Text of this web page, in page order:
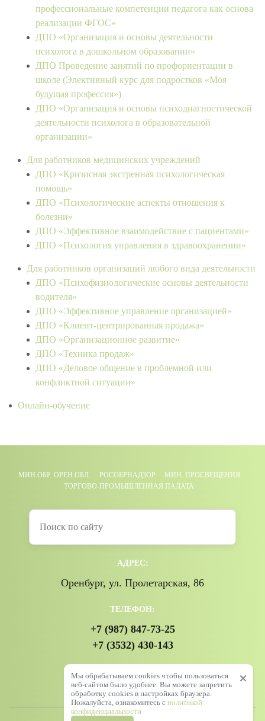
профессиональные компетенции педагога как основа
реализации ФГОС»
ДПО «Организация и основы деятельности
психолога в дошкольном образовании»
ДПО Проведение занятий по профориентации в
школе (Элективный курс для подростков «Моя
будущая профессия»)
ДПО «Организация и основы психодиагностической
деятельности психолога в образовательной
организации»
Для работников медицинских учреждений
ДПО «Кризисная экстренная психологическая
помощь»
ДПО «Психологические аспекты отношения к
болезни»
ДПО «Эффективное взаимодействие с пациентами»
ДПО «Психология управления в здравоохранении»
Для работников организаций любого вида деятельности
ДПО «Психофизиологические основы деятельности
водителя»
ДПО «Эффективное управление организацией»
ДПО «Клиент-центрированная продажа»
ДПО «Организационное развитие»
ДПО «Техника продаж»
ДПО «Деловое общение в проблемной или
конфликтной ситуации»
Онлайн-обучение
МИН.ОБР. ОРЕН.ОБЛ. РОСОБРНАДЗОР
МИН. ПРОСВЕЩЕНИЯ
ТОРГОВО-ПРОМЫШЛЕННАЯ ПАЛАТА
АДРЕС:
Оренбург, ул. Пролетарская, 86
ТЕЛЕФОН:
+7 (987) 847-73-25
+7 (3532) 430-143
Мы обрабатываем cookies чтобы пользоваться
веб-сайтом было удобнее. Вы можете запретить
обработку сookies в настройках браузера.
Пожалуйста, ознакомитесь с политикой
конфиденциальности